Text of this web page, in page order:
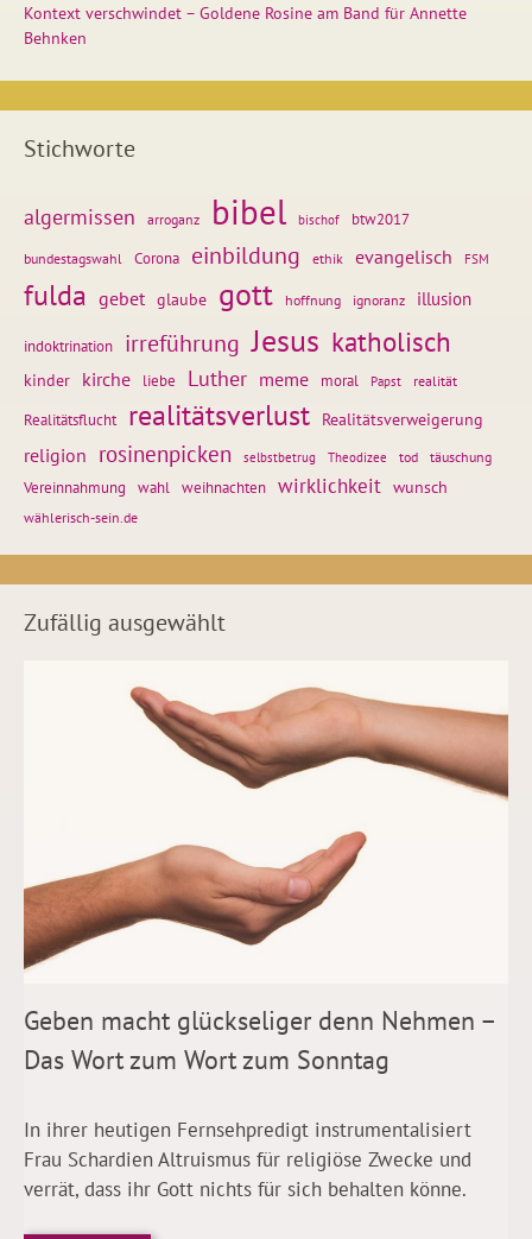
Kontext verschwindet – Goldene Rosine am Band für Annette
Behnken
Stichworte
algermissen arroganz bibel bischof btw2017
bundestagswahl Corona einbildung ethik evangelisch FSM
fulda gebet glaube gott hoffnung ignoranz illusion
indoktrination irreführung Jesus katholisch
kinder kirche liebe Luther meme moral Papst realität
Realitätsflucht realitätsverlust Realitätsverweigerung
religion rosinenpicken selbstbetrug Theodizee tod täuschung
Vereinnahmung wahl weihnachten wirklichkeit wunsch
wählerisch-sein.de
Zufällig ausgewählt
Geben macht glückseliger denn Nehmen –
Das Wort zum Wort zum Sonntag
In ihrer heutigen Fernsehpredigt instrumentalisiert
Frau Schardien Altruismus für religiöse Zwecke und
verrät, dass ihr Gott nichts für sich behalten könne.